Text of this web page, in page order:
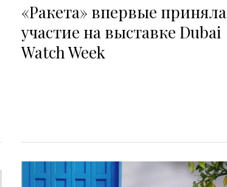
«Ракета» впервые приняла
участие на выставке Dubai
Watch Week